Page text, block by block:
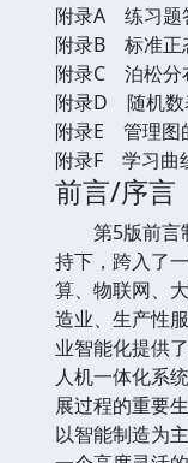
附录A 练习题
附录B 标准正
附录C 泊松分
附录D 随机数
附录E 管理图
附录F 学习曲
前言/序言
第5版前言制
持下，跨入了
算、物联网、
造业、生产性
业智能化提供
人机一体化系
展过程的重要
以智能制造为